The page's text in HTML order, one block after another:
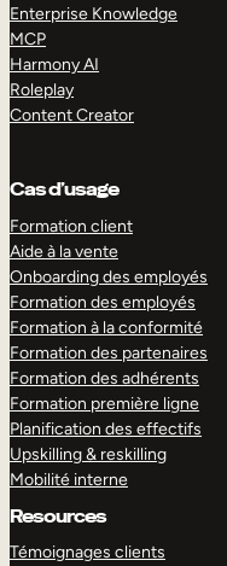
Enterprise Knowledge
MCP
Harmony AI
Roleplay
Content Creator
Cas d’usage
Formation client
Aide à la vente
Onboarding des employés
Formation des employés
Formation à la conformité
Formation des partenaires
Formation des adhérents
Formation première ligne
Planification des effectifs
Upskilling & reskilling
Mobilité interne
Resources
Témoignages clients